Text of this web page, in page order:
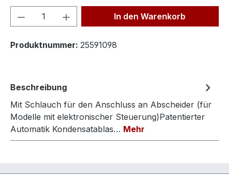
Produkt Anzahl: Gib denIn den Warenkorb
Produktnummer: 25591098
Beschreibung
Mit Schlauch für den Anschluss an Abscheider (für
Modelle mit elektronischer Steuerung)Patentierter
Automatik Kondensatablas… Mehr